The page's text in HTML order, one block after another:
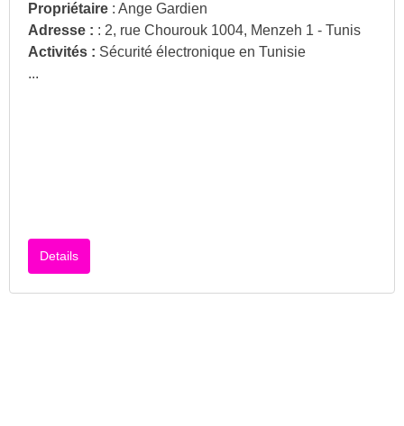
Propriétaire : Ange Gardien
Adresse : : 2, rue Chourouk 1004, Menzeh 1 - Tunis
Activités : Sécurité électronique en Tunisie
...
Details